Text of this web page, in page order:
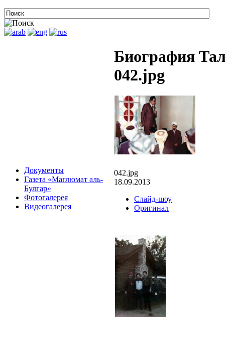
Документы
Газета «Маглюмат аль-
Булгар»
Фотогалерея
Видеогалерея
Биография
042.jpg
042.jpg
18.09.2013
Слайд-шоу
Оригинал